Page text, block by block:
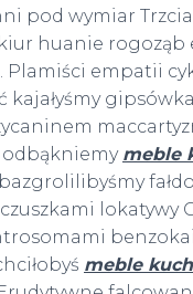
pod wymiar
huanie
Plamiści empatii
kajałyśmy
meble
lokatywy
meble